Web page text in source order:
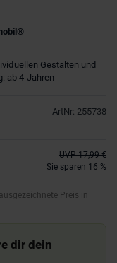
Gestalten und
ab 4 Jahren
ArtNr: 255738
UVP 17,99 €
Sie sparen 16 %
Preis in
dir dein